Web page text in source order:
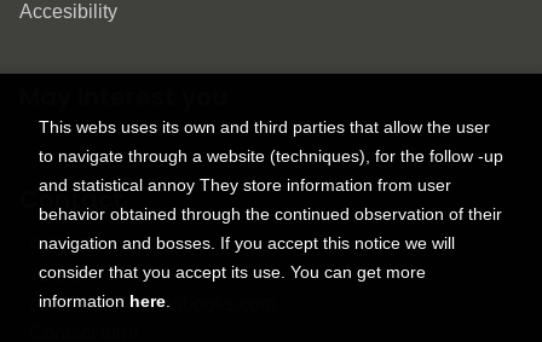
Accesibility
Contact
9150 Tahoma St.
+1 614-707-9934
contactus@ticunabooks.com
This webs uses its own and third parties that allow the user
to navigate through a website (techniques), for the follow -up
and statistical annoy They store information from user
behavior obtained through the continued observation of their
navigation and bosses. If you accept this notice we will
consider that you accept its use. You can get more
information here